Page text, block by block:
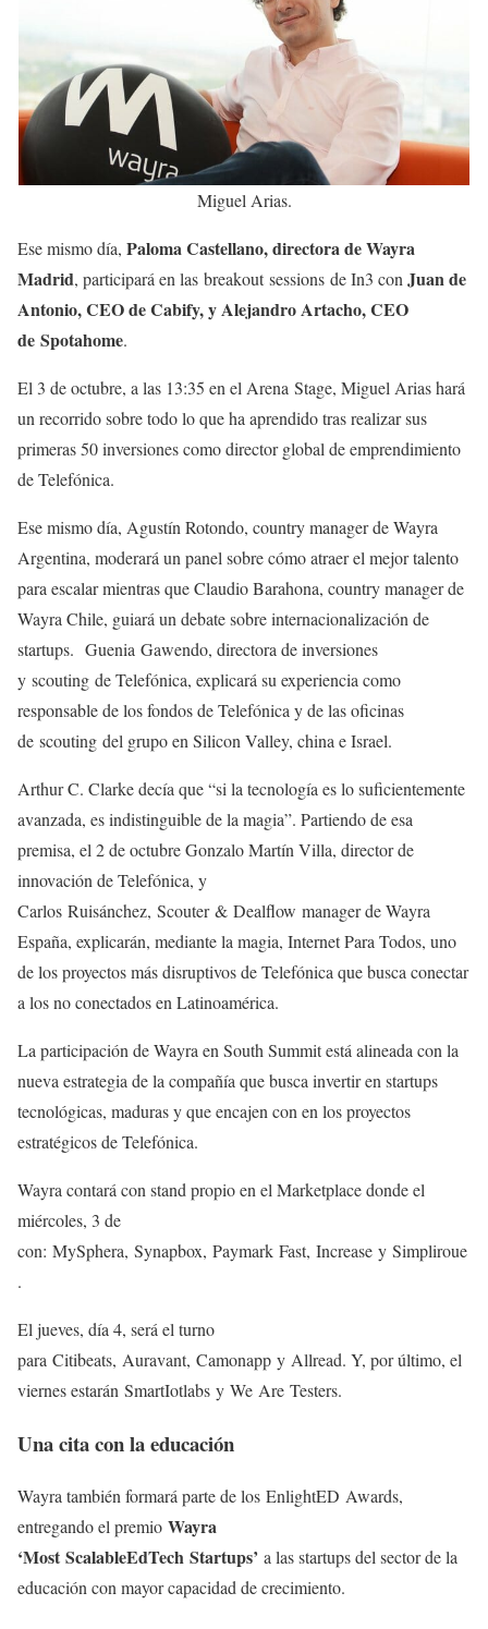
Miguel Arias.
Ese mismo día, Paloma Castellano, directora de Wayra
Madrid, participará en las breakout sessions de In3 con Juan de
Antonio, CEO de Cabify, y Alejandro Artacho, CEO
de Spotahome.
El 3 de octubre, a las 13:35 en el Arena Stage, Miguel Arias hará
un recorrido sobre todo lo que ha aprendido tras realizar sus
primeras 50 inversiones como director global de emprendimiento
de Telefónica.
Ese mismo día, Agustín Rotondo, country manager de Wayra
Argentina, moderará un panel sobre cómo atraer el mejor talento
para escalar mientras que Claudio Barahona, country manager de
Wayra Chile, guiará un debate sobre internacionalización de
startups. Guenia Gawendo, directora de inversiones
y scouting de Telefónica, explicará su experiencia como
responsable de los fondos de Telefónica y de las oficinas
de scouting del grupo en Silicon Valley, china e Israel.
Arthur C. Clarke decía que “si la tecnología es lo suficientemente
avanzada, es indistinguible de la magia”. Partiendo de esa
premisa, el 2 de octubre Gonzalo Martín Villa, director de
innovación de Telefónica, y
Carlos Ruisánchez, Scouter & Dealflow manager de Wayra
España, explicarán, mediante la magia, Internet Para Todos, uno
de los proyectos más disruptivos de Telefónica que busca conectar
a los no conectados en Latinoamérica.
La participación de Wayra en South Summit está alineada con la
nueva estrategia de la compañía que busca invertir en startups
tecnológicas, maduras y que encajen con en los proyectos
estratégicos de Telefónica.
Wayra contará con stand propio en el Marketplace donde el
miércoles, 3 de
con: MySphera, Synapbox, Paymark Fast, Increase y Simpliroue
.
El jueves, día 4, será el turno
para Citibeats, Auravant, Camonapp y Allread. Y, por último, el
viernes estarán SmartIotlabs y We Are Testers.
Una cita con la educación
Wayra también formará parte de los EnlightED Awards,
entregando el premio Wayra
‘Most ScalableEdTech Startups’ a las startups del sector de la
educación con mayor capacidad de crecimiento.